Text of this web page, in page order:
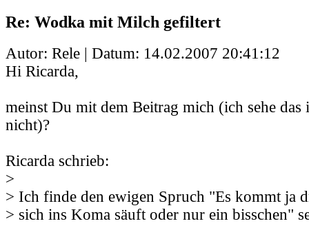
Re: Wodka mit Milch gefiltert
Autor: Rele | Datum: 14.02.2007 20:41:12
Hi Ricarda,
meinst Du mit dem Beitrag mich (ich sehe das
nicht)?
Ricarda schrieb:
>
> Ich finde den ewigen Spruch "Es kommt ja
> sich ins Koma säuft oder nur ein bisschen"